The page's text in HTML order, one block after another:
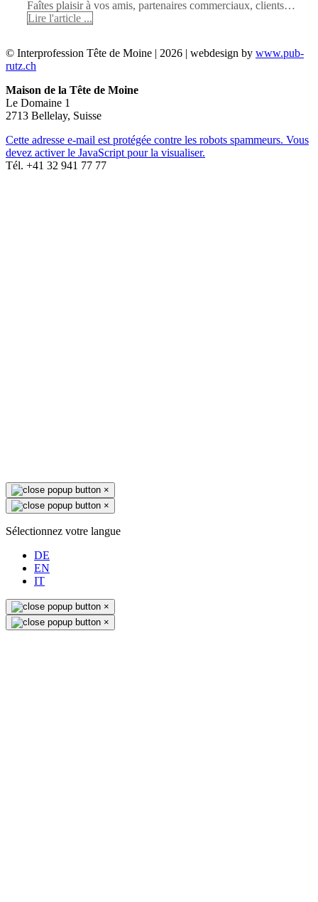
Faîtes plaisir à vos amis, partenaires commerciaux, clients…
Lire l'article ...
© Interprofession Tête de Moine | 2026 | webdesign by www.pub-
rutz.ch
Maison de la Tête de Moine
Le Domaine 1
2713 Bellelay, Suisse
Cette adresse e-mail est protégée contre les robots spammeurs. Vous
devez activer le JavaScript pour la visualiser.
Tél. +41 32 941 77 77
×
×
Sélectionnez votre langue
DE
EN
IT
×
×